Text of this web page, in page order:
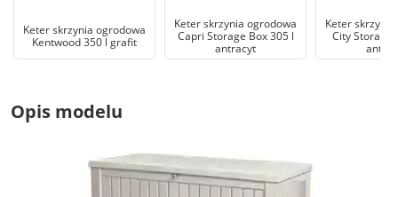
Keter skrzynia ogrodowa
Kentwood 350 l grafit
Keter skrzynia ogrodowa
Capri Storage Box 305 l
antracyt
Keter
City Storage
Opis modelu